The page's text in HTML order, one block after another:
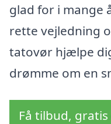
glad for i mange
rette vejledning
tatovør hjælpe
drømme om en
Få tilbud,